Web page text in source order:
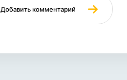
Добавить комментарий